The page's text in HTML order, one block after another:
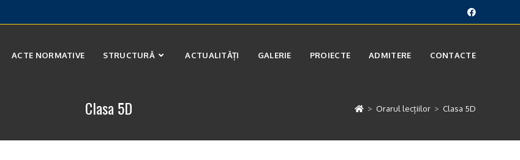
ACTE NORMATIVE STRUCTURĂ ACTUALITĂȚI GALERIE PROIECTE ADMITERE CONTACTE
Clasa 5D > Orarul lecțiilor > Clasa 5D